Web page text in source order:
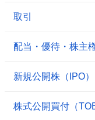
取引
配当・優待・株主
新規公開株（IPO
株式公開買付（